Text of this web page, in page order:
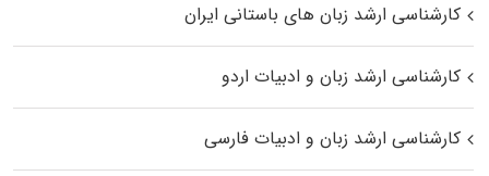
کارشناسی ارشد زبان‌ های باستانی ایران
کارشناسی ارشد زبان و ادبیات اردو
کارشناسی ارشد زبان و ادبیات فارسی